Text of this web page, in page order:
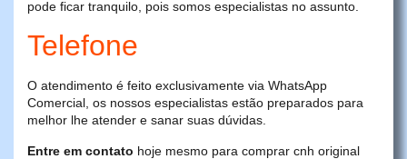
pode ficar tranquilo, pois somos especialistas no assunto.
Telefone
O atendimento é feito exclusivamente via WhatsApp
Comercial, os nossos especialistas estão preparados para
melhor lhe atender e sanar suas dúvidas.
Entre em contato hoje mesmo para comprar cnh original